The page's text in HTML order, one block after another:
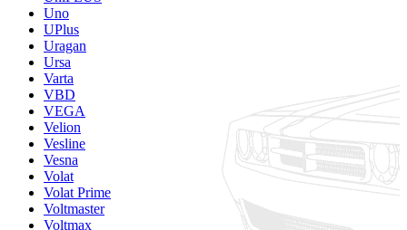
Uno
UPlus
Uragan
Ursa
Varta
VBD
VEGA
Velion
Vesline
Vesna
Volat
Volat Prime
Voltmaster
Voltmax